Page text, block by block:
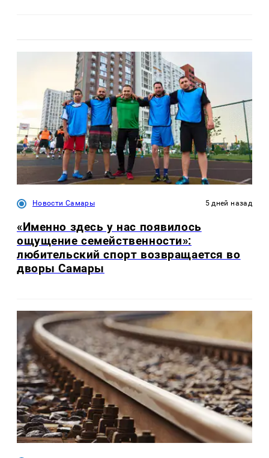
Новости Самары 5 дней назад
«Именно здесь у нас появилось
ощущение семейственности»:
любительский спорт возвращается во
дворы Самары